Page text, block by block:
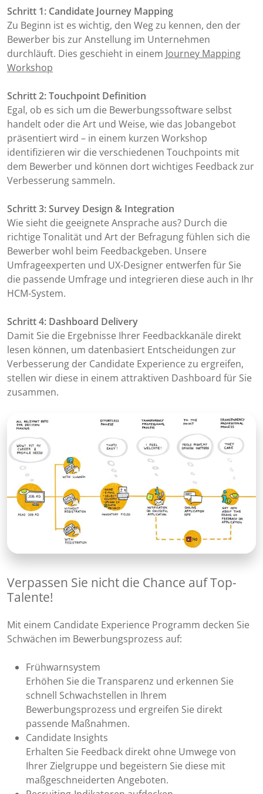
Schritt 1: Candidate Journey Mapping
Zu Beginn ist es wichtig, den Weg zu kennen, den der
Bewerber bis zur Anstellung im Unternehmen
durchläuft. Dies geschieht in einem Journey Mapping
Workshop
Schritt 2: Touchpoint Definition
Egal, ob es sich um die Bewerbungssoftware selbst
handelt oder die Art und Weise, wie das Jobangebot
präsentiert wird – in einem kurzen Workshop
identifizieren wir die verschiedenen Touchpoints mit
dem Bewerber und können dort wichtiges Feedback zur
Verbesserung sammeln.
Schritt 3: Survey Design & Integration
Wie sieht die geeignete Ansprache aus? Durch die
richtige Tonalität und Art der Befragung fühlen sich die
Bewerber wohl beim Feedbackgeben. Unsere
Umfrageexperten und UX-Designer entwerfen für Sie
die passende Umfrage und integrieren diese auch in Ihr
HCM-System.
Schritt 4: Dashboard Delivery
Damit Sie die Ergebnisse Ihrer Feedbackkanäle direkt
lesen können, um datenbasiert Entscheidungen zur
Verbesserung der Candidate Experience zu ergreifen,
stellen wir diese in einem attraktiven Dashboard für Sie
zusammen.
Verpassen Sie nicht die Chance auf Top-
Talente!
Mit einem Candidate Experience Programm decken Sie
Schwächen im Bewerbungsprozess auf:
Frühwarnsystem
Erhöhen Sie die Transparenz und erkennen Sie
schnell Schwachstellen in Ihrem
Bewerbungsprozess und ergreifen Sie direkt
passende Maßnahmen.
Candidate Insights
Erhalten Sie Feedback direkt ohne Umwege von
Ihrer Zielgruppe und begeistern Sie diese mit
maßgeschneiderten Angeboten.